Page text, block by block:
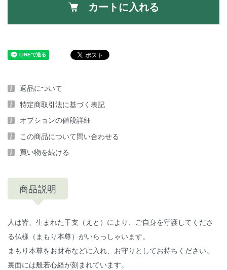
カートに入れる
返品について
特定商取引法に基づく表記
オプションの値段詳細
この商品について問い合わせる
買い物を続ける
商品説明
人は皆、生まれた干支（えと）により、ご自身を守護してくださ
る仏様（まもり本尊）がいらっしゃいます。
まもり本尊をお財布などに入れ、お守りとしてお持ちください。
裏面には般若心経が刻まれています。